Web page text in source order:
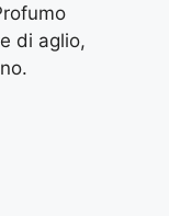
di aglio,